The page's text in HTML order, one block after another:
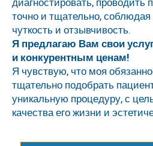
точно и тщательно,
чуткость и отзывчивость.
Я предлагаю Вам свои
и конкурентным ценам!
Я чувствую, что моя
тщательно подобрать
уникальную процедуру, с
качества его жизни и